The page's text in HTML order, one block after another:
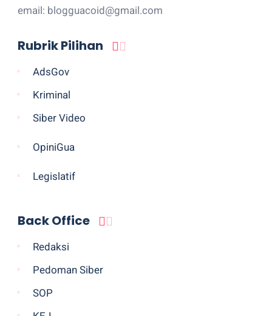
email: blogguacoid@gmail.com
Rubrik Pilihan
AdsGov
Kriminal
Siber Video
OpiniGua
Legislatif
Back Office
Redaksi
Pedoman Siber
SOP